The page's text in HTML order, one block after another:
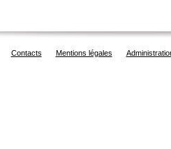
Contacts Mentions légales